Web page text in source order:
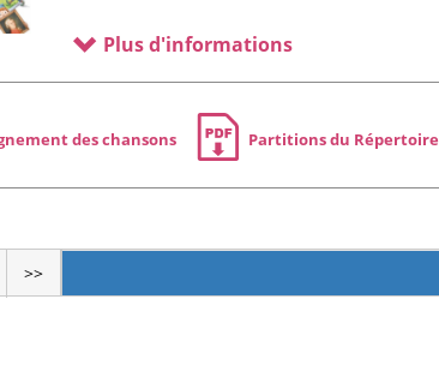
Plus d'informations
des chansons Partitions du Répertoire
>>